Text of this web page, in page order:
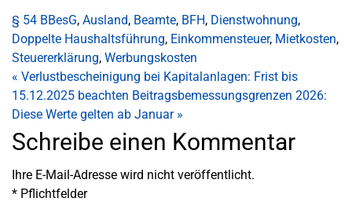
§ 54 BBesG, Ausland, Beamte, BFH, Dienstwohnung,
Doppelte Haushaltsführung, Einkommensteuer, Mietkosten,
Steuererklärung, Werbungskosten
« Verlustbescheinigung bei Kapitalanlagen: Frist bis
15.12.2025 beachten Beitragsbemessungsgrenzen 2026:
Diese Werte gelten ab Januar »
Schreibe einen Kommentar
Ihre E-Mail-Adresse wird nicht veröffentlicht.
* Pflichtfelder